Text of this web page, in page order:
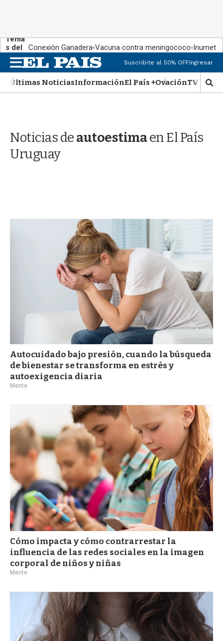
Tema
s del
día:
Conexión Ganadera Vacuna contra meningococo Inumet
M
e
n
u
Suscribite al 50% OFFIngresar
Últimas NoticiasInformaciónEl País +OvaciónTV Show
M
o
d
Noticias deautoestimaen El País
Uruguay
Autocuidado bajo presión, cuando la búsqueda
de bienestar se transforma en estrés y
autoexigencia diaria
Mente
Cómo impacta y cómo contrarrestar la
influencia de las redes sociales en la imagen
corporal de niños y niñas
Mente